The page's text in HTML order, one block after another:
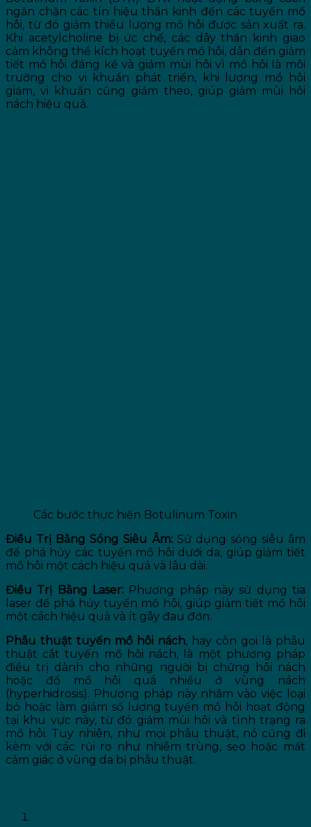
ngăn chặn các tín hiệu thần kinh đến các tuyến mồ
hôi, từ đó giảm thiểu lượng mồ hôi được sản xuất ra.
Khi acetylcholine bị ức chế, các dây thần kinh giao
cảm không thể kích hoạt tuyến mồ hôi, dẫn đến giảm
tiết mồ hôi đáng kể và giảm mùi hôi vì mồ hôi là môi
trường cho vi khuẩn phát triển, khi lượng mồ hôi
giảm, vi khuẩn cũng giảm theo, giúp giảm mùi hôi
nách hiệu quả.
Các bước thực hiện Botulinum Toxin
Điều Trị Bằng Sóng Siêu Âm:Sử dụng sóng siêu âm
để phá hủy các tuyến mồ hôi dưới da, giúp giảm tiết
mồ hôi một cách hiệu quả và lâu dài.
Điều Trị Bằng Laser: Phương pháp này sử dụng tia
laser để phá hủy tuyến mồ hôi, giúp giảm tiết mồ hôi
một cách hiệu quả và ít gây đau đớn.
Phẫu thuật tuyến mồ hôi nách, hay còn gọi là phẫu
thuật cắt tuyến mồ hôi nách, là một phương pháp
điều trị dành cho những người bị chứng hôi nách
hoặc đổ mồ hôi quá nhiều ở vùng nách
(hyperhidrosis). Phương pháp này nhắm vào việc loại
bỏ hoặc làm giảm số lượng tuyến mồ hôi hoạt động
tại khu vực này, từ đó giảm mùi hôi và tình trạng ra
mồ hôi. Tuy nhiên, như mọi phẫu thuật, nó cũng đi
kèm với các rủi ro như nhiễm trùng, sẹo hoặc mất
cảm giác ở vùng da bị phẫu thuật.